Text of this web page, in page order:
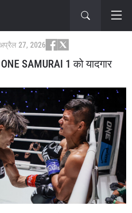
27, 2026
SAMURAI 1 को यादगार